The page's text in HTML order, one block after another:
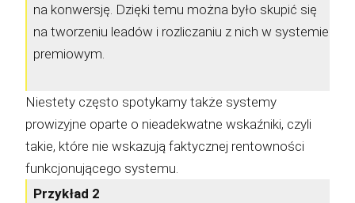
na konwersję. Dzięki temu można było skupić się
na tworzeniu leadów i rozliczaniu z nich w systemie
premiowym.
Niestety często spotykamy także systemy
prowizyjne oparte o nieadekwatne wskaźniki, czyli
takie, które nie wskazują faktycznej rentowności
funkcjonującego systemu.
Przykład 2